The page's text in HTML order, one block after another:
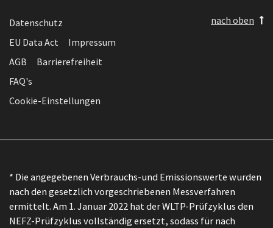
Datenschutz
EU Data Act
Impressum
AGB
Barrierefreiheit
FAQ's
Cookie-Einstellungen
nach oben
* Die angegebenen Verbrauchs-und Emissionswerte wurden
nach den gesetzlich vorgeschriebenen Messverfahren
ermittelt. Am 1. Januar 2022 hat der WLTP-Prüfzyklus den
NEFZ-Prüfzyklus vollständig ersetzt, sodass für nach